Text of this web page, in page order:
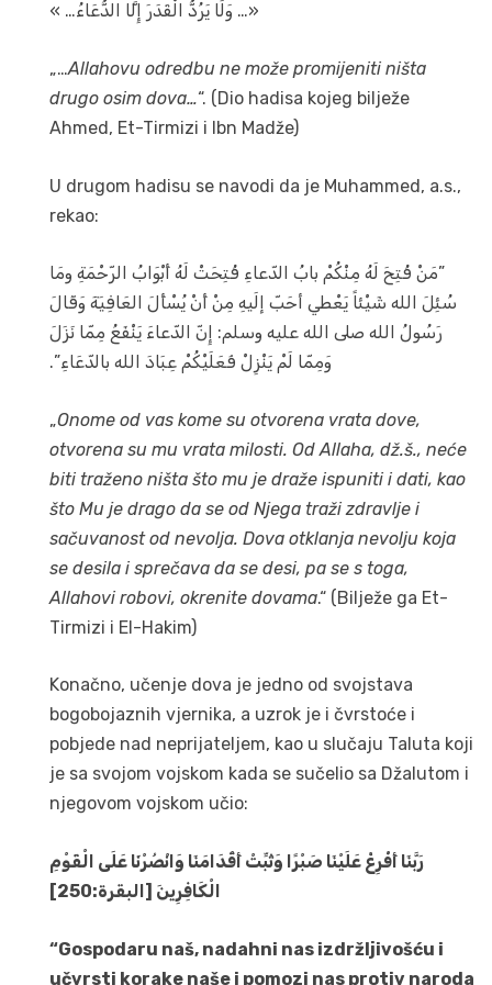
« …وَلَا يَرُدُّ الْقَدَرَ إِلَّا الدُّعَاءُ …»
„…Allahovu odredbu ne može promijeniti ništa
drugo osim dova…“. (Dio hadisa kojeg bilježe
Ahmed, Et-Tirmizi i Ibn Madže)
U drugom hadisu se navodi da je Muhammed, a.s.,
rekao:
‏”‏مَنْ فُتِحَ لَهُ مِنْكُمْ بابُ الدّعاءِ فُتِحَتْ لَهُ أَبْوَابُ الرّحْمَةِ ومَا
سُئِلَ الله شَيْئاً يَعْطي أحَبّ إلَيهِ مِنْ أَنْ يُسْأَلَ العَافِيَةَ وَقَالَ
رَسُولُ الله صلى الله عليه وسلم‏:‏ إِنّ الدّعاءَ يَنْفَعُ مِمّا نَزَلَ
وَمِمّا لَمْ يَنْزِلْ فَعَلَيْكُمْ عِبَادَ الله بالدّعَاءِ‏”‏‏.‏
„Onome od vas kome su otvorena vrata dove,
otvorena su mu vrata milosti. Od Allaha, dž.š., neće
biti traženo ništa što mu je draže ispuniti i dati, kao
što Mu je drago da se od Njega traži zdravlje i
sačuvanost od nevolja. Dova otklanja nevolju koja
se desila i sprečava da se desi, pa se s toga,
Allahovi robovi, okrenite dovama.“ (Bilježe ga Et-
Tirmizi i El-Hakim)
Konačno, učenje dova je jedno od svojstava
bogobojaznih vjernika, a uzrok je i čvrstoće i
pobjede nad neprijateljem, kao u slučaju Taluta koji
je sa svojom vojskom kada se sučelio sa Džalutom i
njegovom vojskom učio:
رَبَّنَا أَفْرِغْ عَلَيْنَا صَبْرًا وَثَبِّتْ أَقْدَامَنَا وَانْصُرْنَا عَلَى الْقَوْمِ
الْكَافِرِينَ [البقرة:250]
“Gospodaru naš, nadahni nas izdržljivošću i
učvrsti korake naše i pomozi nas protiv naroda